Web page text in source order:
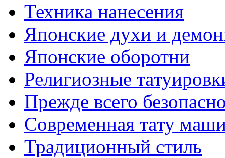
Техникa нанесения
Японские духи и
Японские оборотни
Религиозные
Прежде всего
Современная тaту
Традиционный стиль